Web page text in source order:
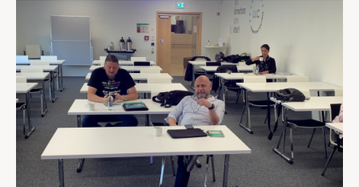
Assistance en vie privée
Développement professionnel
Devenir Membre